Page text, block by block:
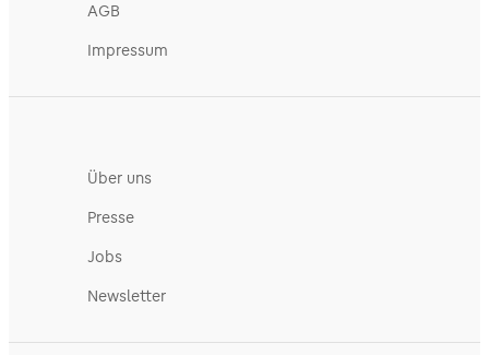
AGB
Impressum
Über uns
Presse
Jobs
Newsletter